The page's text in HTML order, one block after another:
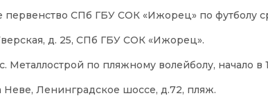
первенство СПб ГБУ СОК «Ижорец» по футболу
д. 25, СПб ГБУ СОК «Ижорец».
Металлострой по пляжному волейболу, начало в
Неве, Ленинградское шоссе, д.72, пляж.